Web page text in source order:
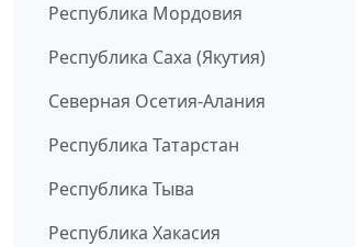
Республика Мордовия
Республика Саха (Якутия)
Северная Осетия-Алания
Республика Татарстан
Республика Тыва
Республика Хакасия